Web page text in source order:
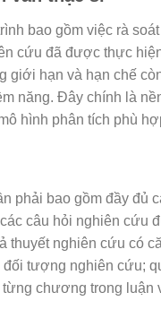
bao gồm việc rà
cứu đã được thực
hạn và hạn chế
năng. Đây chính là
hình phân tích phù
phải bao gồm đầy đủ
câu hỏi nghiên cứu
thuyết nghiên cứu có
tượng nghiên cứu;
chương trong luận